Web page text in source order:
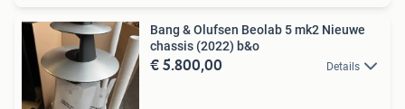
Bang & Olufsen Beolab 5 mk2 Nieuwe
chassis (2022) b&o
€ 5.800,00 Details